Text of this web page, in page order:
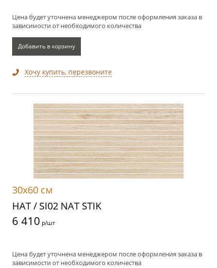
Цена будет уточнена менеджером после оформления заказа в
зависимости от необходимого количества
Добавить в корзину
Хочу купить, перезвоните
30x60 см
НАТ / SI02 NAT STIK
6 410 р/шт
Цена будет уточнена менеджером после оформления заказа в
зависимости от необходимого количества